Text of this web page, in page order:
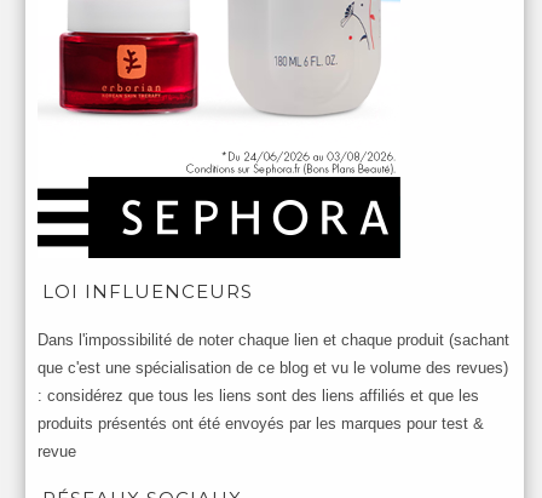
LOI INFLUENCEURS
Dans l'impossibilité de noter chaque lien et chaque produit (sachant
que c'est une spécialisation de ce blog et vu le volume des revues)
: considérez que tous les liens sont des liens affiliés et que les
produits présentés ont été envoyés par les marques pour test &
revue